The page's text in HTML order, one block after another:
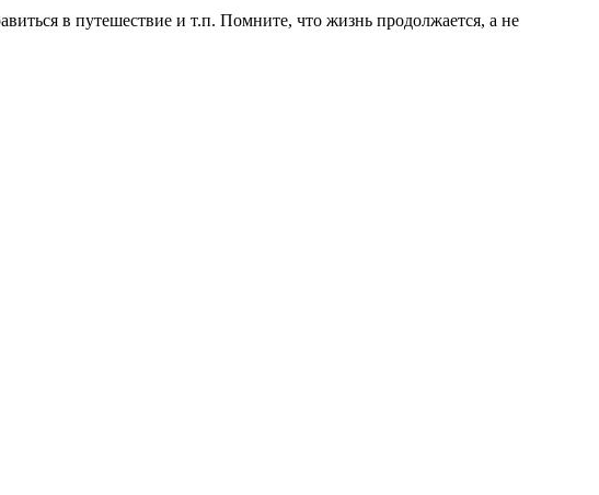
в путешествие и т.п. Помните, что жизнь продолжается, а не